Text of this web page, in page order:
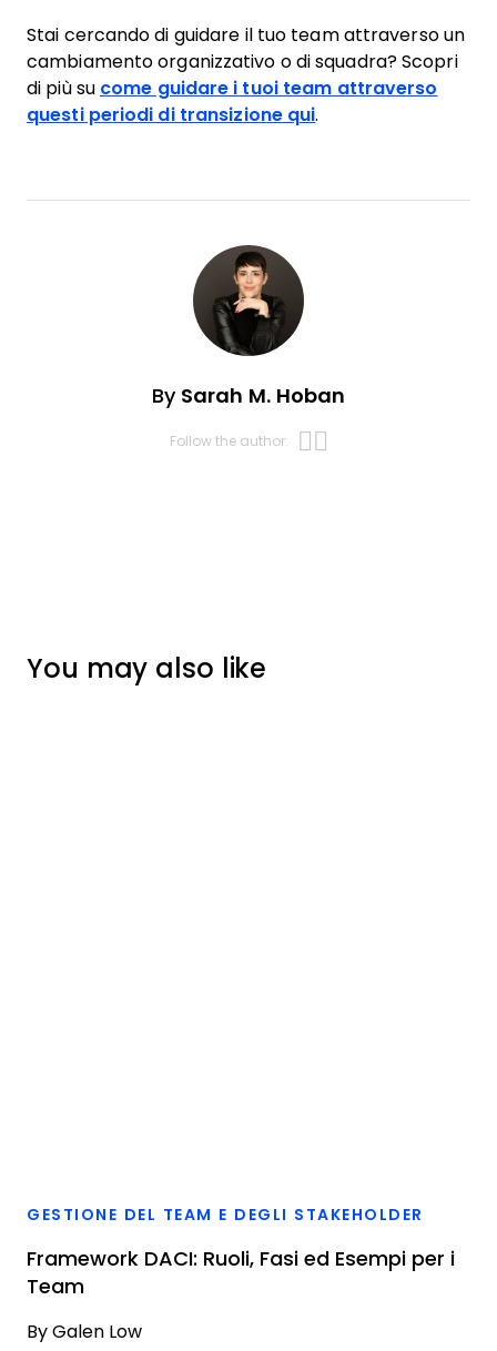
Stai cercando di guidare il tuo team attraverso un
cambiamento organizzativo o di squadra? Scopri
di più su come guidare i tuoi team attraverso
questi periodi di transizione qui.
By Sarah M. Hoban
Follow the author: Opens new
You may also like
GESTIONE DEL TEAM E DEGLI STAKEHOLDER
Framework DACI: Ruoli, Fasi ed Esempi per i
Team
By Galen Low